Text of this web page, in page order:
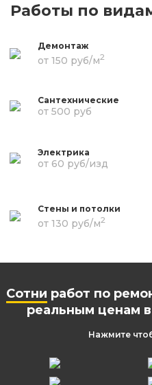
Работы по
Демонтаж
от 150 руб/м2
Сантехнические
от 500 руб
Электрика
от 60 руб/изд
Стены и потолки
от 130 руб/м2
Сотни работ по
реальным ценам
Нажмите